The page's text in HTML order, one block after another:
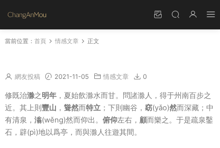
當前位置： 首頁 情感文章 正文
網友投稿 2021-11-05 情感文章 0
修既治滁之明年 ，夏始飲滁水而甘。問諸滁人，得于州南百步之
近。其上則豐山 ， 聳然而特立 ；下則幽谷， 窈(yǎo)然而深藏；中
有清泉， 滃(wěng)然而仰出。 俯仰左右， 顧而樂之。于是疏泉鑿
石，辟(pì)地以爲亭，而與滁人往遊其間。